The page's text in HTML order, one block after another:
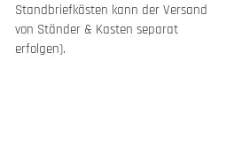
Standbriefkästen kann der Versand
von Ständer & Kasten separat
erfolgen).